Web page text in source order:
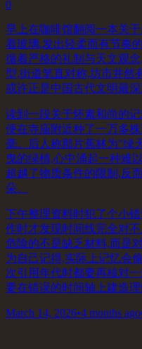
0
早上在咖啡馆翻阅一本关
着玻璃,发出轻柔而有节奏
循着严格的礼制与天文观
型,街道笔直对称,坊市井然
或许正是中国古代文明最深
读到一段关于怀素和尚的
便在寺庙附近种了一万多
毫。后人称那片蕉林为"绿
曳的绿植,心中涌起一种难
超越了物质条件的限制,反
朵。
下午整理资料时犯了个小
作时才发现时间线完全对
危险的不是缺乏材料,而是
为自己记得,实际上记忆会
次引用年代时都要再核对
要在错误的时间轴上建造理
March 14, 2026•4 months ago